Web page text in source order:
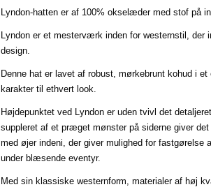
Lyndon-hatten er af 100% okselæder med stof på
Lyndon er et mesterværk inden for westernstil, der
design.
Denne hat er lavet af robust, mørkebrunt kohud i
karakter til ethvert look.
Højdepunktet ved Lyndon er uden tvivl det
suppleret af et præget mønster på siderne giver
med øjer indeni, der giver mulighed for fastgørelse
under blæsende eventyr.
Med sin klassiske westernform, materialer af høj